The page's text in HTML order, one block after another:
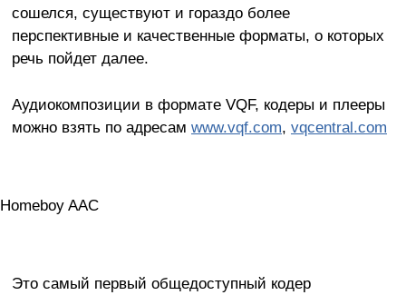
сошелся, существуют и гораздо более
перспективные и качественные форматы, о которых
речь пойдет далее.
Аудиокомпозиции в формате VQF, кодеры и плееры
можно взять по адресам www.vqf.com, vqcentral.com
Homeboy AAC
Это самый первый общедоступный кодер